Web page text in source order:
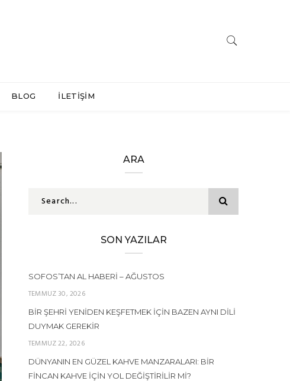
BLOG İLETİŞİM
ARA
SON YAZILAR
SOFOS’TAN AL HABERI – AĞUSTOS
TEMMUZ 30, 2026
BIR ŞEHRI YENIDEN KEŞFETMEK İÇIN BAZEN AYNI DILI
DUYMAK GEREKIR
TEMMUZ 22, 2026
DÜNYANIN EN GÜZEL KAHVE MANZARALARI: BIR
FINCAN KAHVE İÇIN YOL DEĞIŞTIRILIR MI?